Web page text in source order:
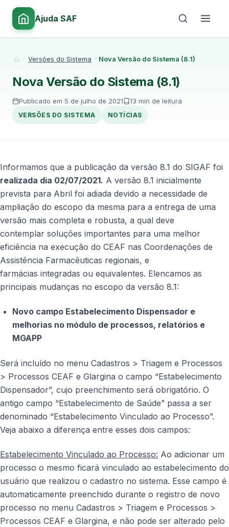
Ajuda SAF
Início
Versões do Sistema Nova Versão do Sistema (8.1)
Nova Versão do Sistema (8.1)
Publicado em 5 de julho de 2021 13 min de leitura
VERSÕES DO SISTEMA NOTÍCIAS
Informamos que a publicação da versão 8.1 do SIGAF foi
realizada dia 02/07/2021. A versão 8.1 inicialmente
prevista para Abril foi adiada devido a necessidade de
ampliação do escopo da mesma para a entrega de uma
versão mais completa e robusta, a qual deve
contemplar soluções importantes para uma melhor
eficiência na execução do CEAF nas Coordenações de
Assistência Farmacêuticas regionais, e
farmácias integradas ou equivalentes. Elencamos as
principais mudanças no escopo da versão 8.1:
Novo campo Estabelecimento Dispensador e
melhorias no módulo de processos, relatórios e
MGAPP
Será incluído no menu Cadastros > Triagem e Processos
> Processos CEAF e Glargina o campo “Estabelecimento
Dispensador”, cujo preenchimento será obrigatório. O
antigo campo “Estabelecimento de Saúde” passa a ser
denominado “Estabelecimento Vinculado ao Processo”.
Veja abaixo a diferença entre esses dois campos:
Estabelecimento Vinculado ao Processo: Ao adicionar um
processo o mesmo ficará vinculado ao estabelecimento do
usuário que realizou o cadastro no sistema. Esse campo é
automaticamente preenchido durante o registro de novo
processo no menu Cadastros > Triagem e Processos >
Processos CEAF e Glargina, e não pode ser alterado pelo